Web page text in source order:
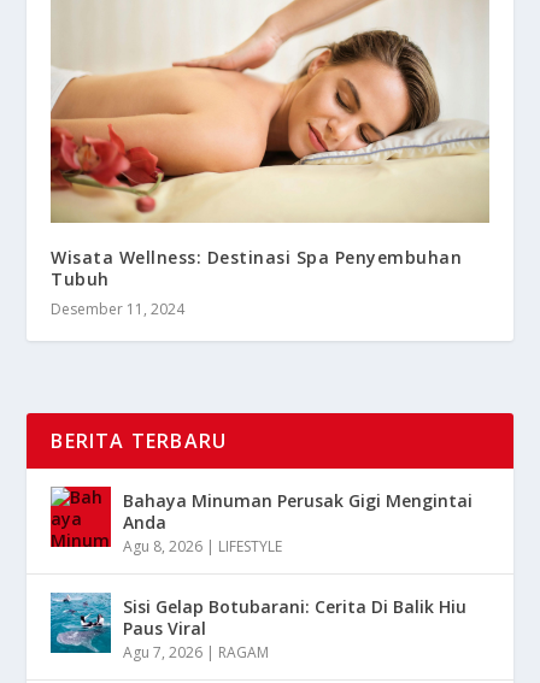
Wisata Wellness: Destinasi Spa Penyembuhan
Tubuh
Desember 11, 2024
BERITA TERBARU
Bahaya Minuman Perusak Gigi Mengintai
Anda
Agu 8, 2026 | LIFESTYLE
Sisi Gelap Botubarani: Cerita Di Balik Hiu
Paus Viral
Agu 7, 2026 | RAGAM